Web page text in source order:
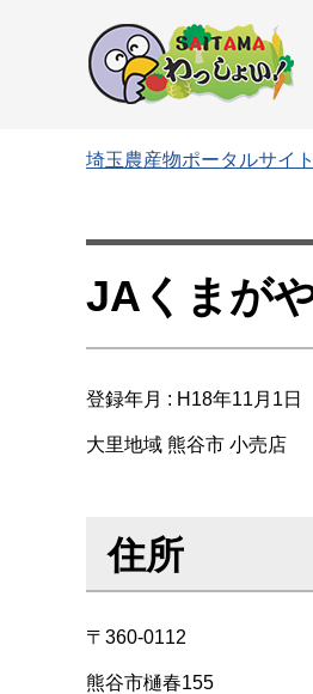
埼玉農産物ポータルサイ
JAくまが
登録年月 : H18年11月1日
大里地域 熊谷市 小売店
住所
〒360-0112
熊谷市樋春155